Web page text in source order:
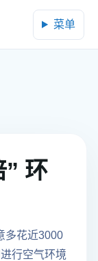
菜单
” 环
多花近3000
行空气环境